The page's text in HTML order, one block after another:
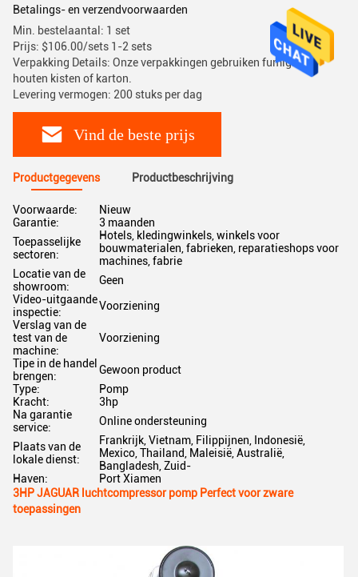
Betalings- en verzendvoorwaarden
Min. bestelaantal: 1 set
Prijs: $106.00/sets 1-2 sets
Verpakking Details: Onze verpakkingen gebruiken fumigatie
houten kisten of karton.
Levering vermogen: 200 stuks per dag
Vind de beste prijs
Productgegevens Productbeschrijving
Voorwaarde:
Nieuw
Garantie:
3 maanden
Toepasselijke
sectoren:
Hotels, kledingwinkels, winkels voor
bouwmaterialen, fabrieken, reparatieshops voor
machines, fabrie
Locatie van de
showroom:
Geen
Video-uitgaande
inspectie:
Voorziening
Verslag van de
test van de
machine:
Voorziening
Tipe in de handel
brengen:
Gewoon product
Type:
Pomp
Kracht:
3hp
Na garantie
service:
Online ondersteuning
Plaats van de
lokale dienst:
Frankrijk, Vietnam, Filippijnen, Indonesië,
Mexico, Thailand, Maleisië, Australië,
Bangladesh, Zuid-
Haven:
Port Xiamen
3HP JAGUAR luchtcompressor pomp Perfect voor zware
toepassingen